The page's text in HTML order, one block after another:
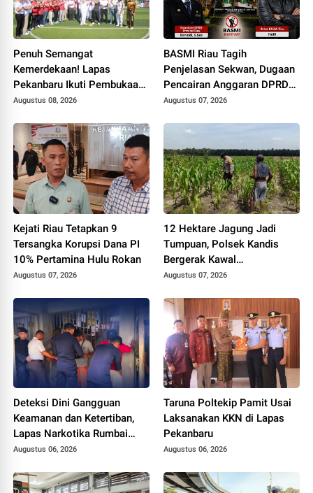
Penuh Semangat
Kemerdekaan! Lapas
Pekanbaru Ikuti Pembukaan
Pekan Olahraga Ditjenpas
Augustus 08, 2026
BASMI Riau Tagih
Penjelasan Sekwan, Dugaan
Pencairan Anggaran DPRD
Tanpa Prosedur Tuai
Augustus 07, 2026
Kejati Riau Tetapkan 9
Tersangka Korupsi Dana PI
10% Pertamina Hulu Rokan
Augustus 07, 2026
12 Hektare Jagung Jadi
Tumpuan, Polsek Kandis
Bergerak Kawal
Swasembada Pangan
Augustus 07, 2026
Deteksi Dini Gangguan
Keamanan dan Ketertiban,
Lapas Narkotika Rumbai
Gelar Razia Rutin Blok
Augustus 06, 2026
Taruna Poltekip Pamit Usai
Laksanakan KKN di Lapas
Pekanbaru
Augustus 06, 2026